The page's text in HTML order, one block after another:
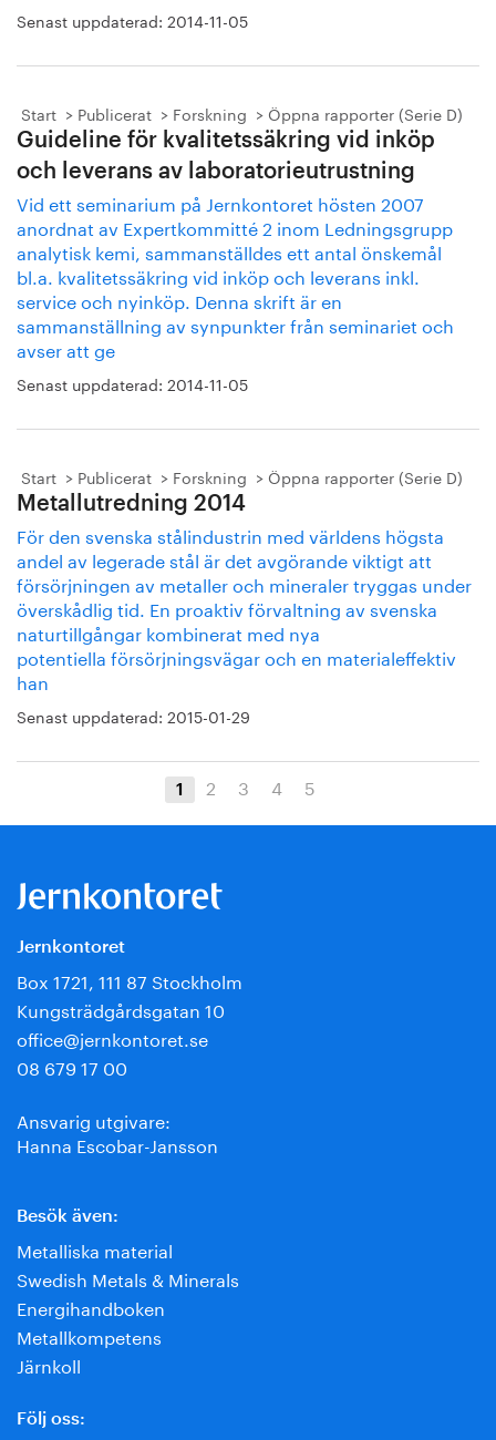
Senast uppdaterad: 2014-11-05
Start Publicerat Forskning Öppna rapporter (Serie D)
Guideline för kvalitetssäkring vid inköp
och leverans av laboratorieutrustning
Vid ett seminarium på Jernkontoret hösten 2007
anordnat av Expertkommitté 2 inom Ledningsgrupp
analytisk kemi, sammanställdes ett antal önskemål
bl.a. kvalitetssäkring vid inköp och leverans inkl.
service och nyinköp. Denna skrift är en
sammanställning av synpunkter från seminariet och
avser att ge
Senast uppdaterad: 2014-11-05
Start Publicerat Forskning Öppna rapporter (Serie D)
Metallutredning 2014
För den svenska stålindustrin med världens högsta
andel av legerade stål är det avgörande viktigt att
försörjningen av metaller och mineraler tryggas under
överskådlig tid. En proaktiv förvaltning av svenska
naturtillgångar kombinerat med nya
potentiella försörjningsvägar och en materialeffektiv
han
Senast uppdaterad: 2015-01-29
1 2 3 4 5
Jernkontoret
Box 1721, 111 87 Stockholm
Kungsträdgårdsgatan 10
office@jernkontoret.se
08 679 17 00
Ansvarig utgivare:
Hanna Escobar-Jansson
Besök även:
Metalliska material
Swedish Metals & Minerals
Energihandboken
Metallkompetens
Järnkoll
Följ oss: